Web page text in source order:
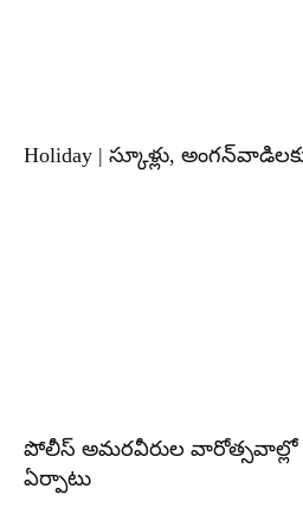
Holiday | స్కూళ్లు,
పోలీస్ అమరవీరుల వారోత్సవాల్లో
ఏర్పాటు